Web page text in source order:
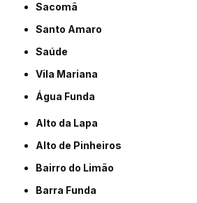
Sacomã
Santo Amaro
Saúde
Vila Mariana
Água Funda
Alto da Lapa
Alto de Pinheiros
Bairro do Limão
Barra Funda